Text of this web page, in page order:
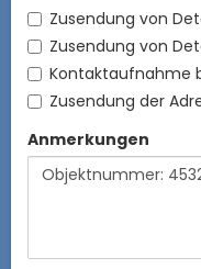
Zusendung von
Zusendung von
Kontaktaufnahme
Zusendung der
Anmerkungen